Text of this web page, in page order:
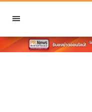
พีอาร์ นิวส์ไวร์